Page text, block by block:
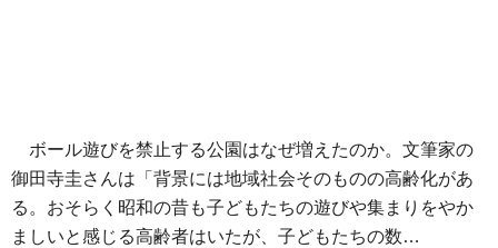
ボール遊びを禁止する公園はなぜ増えたのか。文筆家の
御田寺圭さんは「背景には地域社会そのものの高齢化があ
る。おそらく昭和の昔も子どもたちの遊びや集まりをやか
ましいと感じる高齢者はいたが、子どもたちの数…